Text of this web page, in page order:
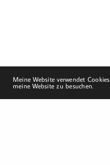
Meine Website verwendet
meine Website zu besuchen.